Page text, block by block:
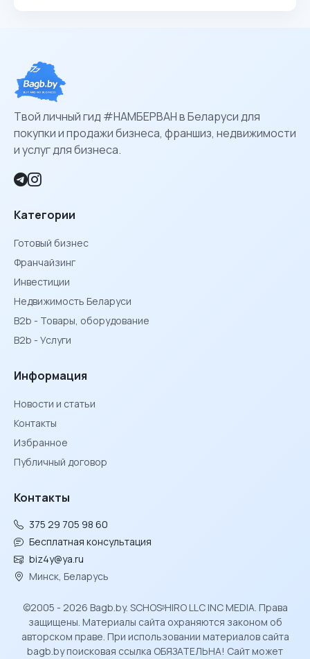
Твой личный гид #НАМБЕРВАН в Беларуси для
покупки и продажи бизнеса, франшиз, недвижимости
и услуг для бизнеса.
Категории
Готовый бизнес
Франчайзинг
Инвестиции
Недвижимость Беларуси
B2b - Товары, оборудование
B2b - Услуги
Информация
Новости и статьи
Контакты
Избранное
Публичный договор
Контакты
375 29 705 98 60
Бесплатная консультация
biz4y@ya.ru
Минск, Беларусь
©2005 - 2026 Bagb.by. SCHOSᶳHIRO LLC INC MEDIA. Права
защищены. Материалы сайта охраняются законом об
авторском праве. При использовании материалов сайта
bagb.by поисковая ссылка ОБЯЗАТЕЛЬНА! Сайт может